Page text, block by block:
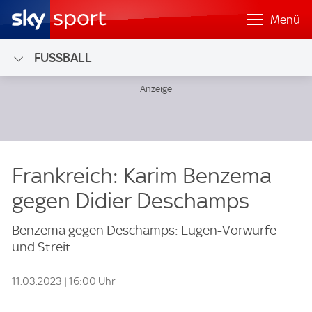
Menü
FUSSBALL
Frankreich: Karim Benzema
gegen Didier Deschamps
Benzema gegen Deschamps: Lügen-Vorwürfe
und Streit
11.03.2023 | 16:00 Uhr